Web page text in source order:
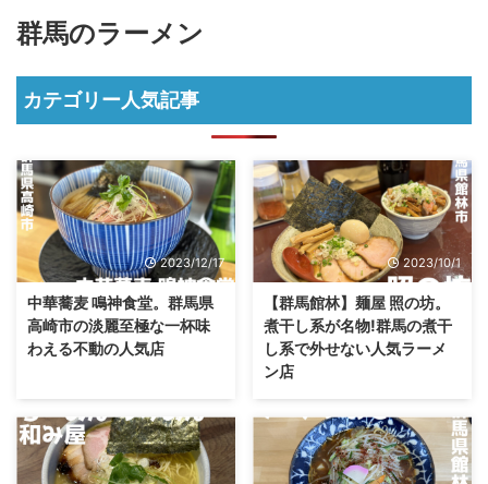
群馬のラーメン
カテゴリー人気記事
2023/12/17
中華蕎麦 鳴神食堂。群馬県
高崎市の淡麗至極な一杯味
わえる不動の人気店
2023/10/1
【群馬館林】麺屋 照の坊。
煮干し系が名物!群馬の煮干
し系で外せない人気ラーメ
ン店